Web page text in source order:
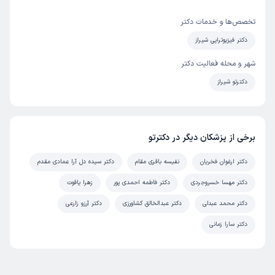
تخصص‌ها و خدمات دکتر
دکتر فیزیوتراپی شیراز
شهر و محله فعالیت دکتر
دکترتو شیراز
برخی از پزشکان دیگر در دکترتو
دکتر ارغوان فخریان نفیسه باقری مقام دکتر سیده دل آرا عمادی مقدم
دکتر مهسا خسروجردی دکتر فاطمه احمدی پور زهرا یاقوت
دکتر محمد عبدلی دکتر عبدالخالق کشاورزی دکتر آرزو زارعی
دکتر سارا زمانی